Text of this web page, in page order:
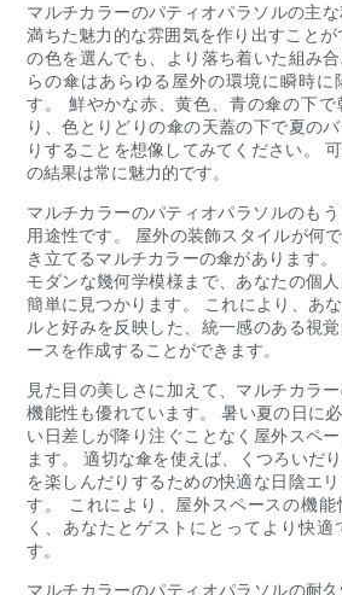
マルチカラーのパティオパラソルの主
満ちた魅力的な雰囲気を作り出すこと
の色を選んでも、より落ち着いた組み
らの傘はあらゆる屋外の環境に瞬時に
す。 鮮やかな赤、黄色、青の傘の下
り、色とりどりの傘の天蓋の下で夏の
りすることを想像してみてください。
の結果は常に魅力的です。
マルチカラーのパティオパラソルのも
用途性です。 屋外の装飾スタイルが何
き立てるマルチカラーの傘があります
モダンな幾何学模様まで、あなたの個
簡単に見つかります。 これにより、あ
ルと好みを反映した、統一感のある視
ースを作成することができます。
見た目の美しさに加えて、マルチカラ
機能性も優れています。 暑い夏の日に
い日差しが降り注ぐことなく屋外スペ
ます。 適切な傘を使えば、くつろいだ
を楽しんだりするための快適な日陰エ
す。 これにより、屋外スペースの機
く、あなたとゲストにとってより快適
す。
マルチカラーのパティオパラソルの耐久